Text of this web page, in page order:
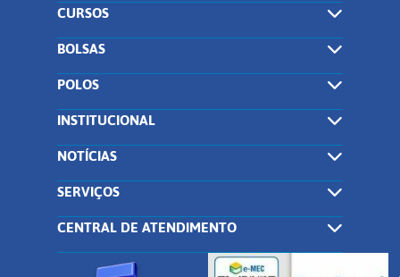
CURSOS
BOLSAS
POLOS
INSTITUCIONAL
NOTÍCIAS
SERVIÇOS
CENTRAL DE ATENDIMENTO